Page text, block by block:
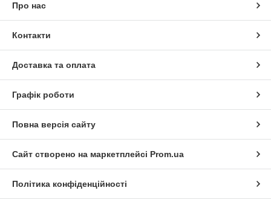
Про нас
Контакти
Доставка та оплата
Графік роботи
Повна версія сайту
Сайт створено на маркетплейсі Prom.ua
Політика конфіденційності